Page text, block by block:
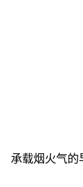
承载烟火气的